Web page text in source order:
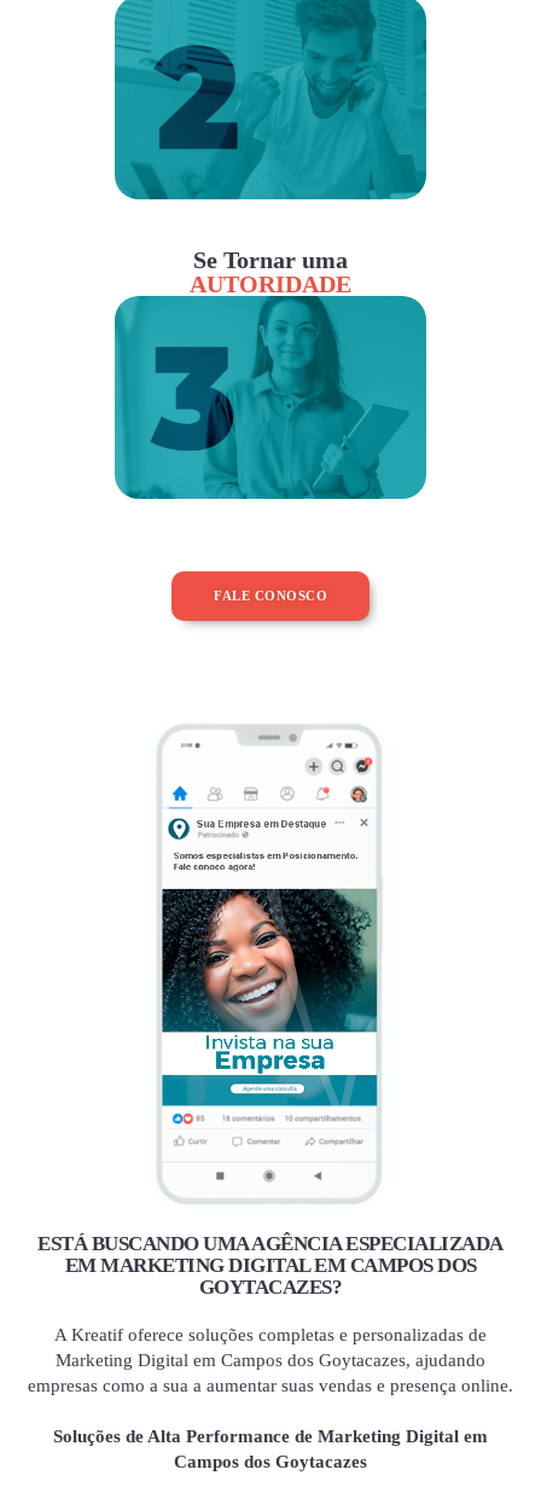
Se Tornar uma
AUTORIDADE
FALE CONOSCO
ESTÁ BUSCANDO UMA AGÊNCIA ESPECIALIZADA
EM MARKETING DIGITAL EM CAMPOS DOS
GOYTACAZES?
A Kreatif oferece soluções completas e personalizadas de
Marketing Digital em Campos dos Goytacazes, ajudando
empresas como a sua a aumentar suas vendas e presença online.
Soluções de Alta Performance de Marketing Digital em
Campos dos Goytacazes